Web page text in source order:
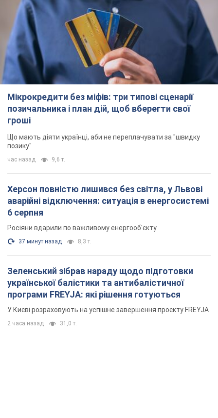
Мікрокредити без міфів: три типові сценарії
позичальника і план дій, щоб вберегти свої
гроші
Що мають діяти українці, аби не переплачувати за "швидку
позику"
час назад 9,6 т.
Херсон повністю лишився без світла, у Львові
аварійні відключення: ситуація в енергосистемі
6 серпня
Росіяни вдарили по важливому енергооб'єкту
37 минут назад 8,3 т.
Зеленський зібрав нараду щодо підготовки
української балістики та антибалістичної
програми FREYJA: які рішення готуються
У Києві розраховують на успішне завершення проєкту FREYJA
2 часа назад 31,0 т.